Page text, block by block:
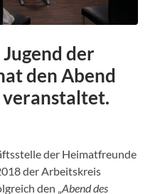
der
den Abend
veranstaltet.
der Heimatfreunde
der Arbeitskreis
den „Abend des